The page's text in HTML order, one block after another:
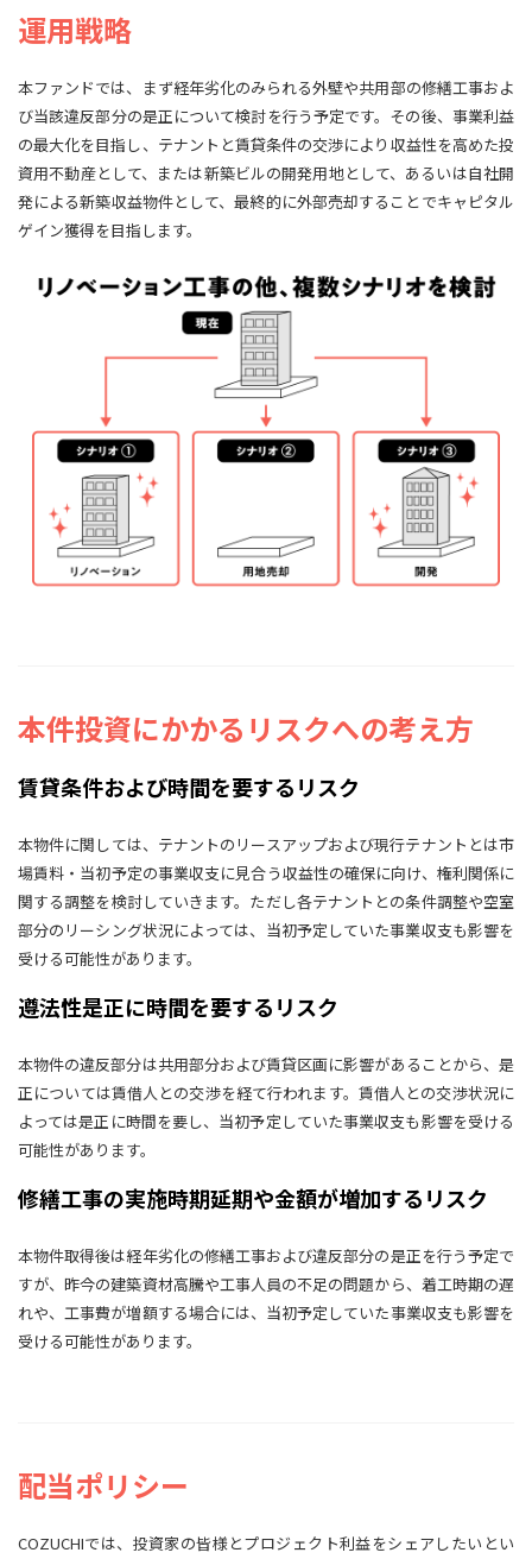
運用戦略
本ファンドでは、まず経年劣化のみられる外壁や共用部の修繕工事およ
び当該違反部分の是正について検討を行う予定です。その後、事業利益
の最大化を目指し、テナントと賃貸条件の交渉により収益性を高めた投
資用不動産として、または新築ビルの開発用地として、あるいは自社開
発による新築収益物件として、最終的に外部売却することでキャピタル
ゲイン獲得を目指します。
本件投資にかかるリスクへの考え方
賃貸条件および時間を要するリスク
本物件に関しては、テナントのリースアップおよび現行テナントとは市
場賃料・当初予定の事業収支に見合う収益性の確保に向け、権利関係に
関する調整を検討していきます。ただし各テナントとの条件調整や空室
部分のリーシング状況によっては、当初予定していた事業収支も影響を
受ける可能性があります。
遵法性是正に時間を要するリスク
本物件の違反部分は共用部分および賃貸区画に影響があることから、是
正については賃借人との交渉を経て行われます。賃借人との交渉状況に
よっては是正に時間を要し、当初予定していた事業収支も影響を受ける
可能性があります。
修繕工事の実施時期延期や金額が増加するリスク
本物件取得後は経年劣化の修繕工事および違反部分の是正を行う予定で
すが、昨今の建築資材高騰や工事人員の不足の問題から、着工時期の遅
れや、工事費が増額する場合には、当初予定していた事業収支も影響を
受ける可能性があります。
配当ポリシー
COZUCHIでは、投資家の皆様とプロジェクト利益をシェアしたいとい